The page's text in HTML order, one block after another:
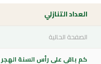
العداد التنازلي
الصفحة الحالية
كم باقي على رأس السنة الهجرية